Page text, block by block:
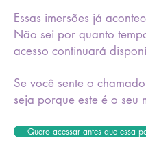
Essas imersões já
Não sei por quanto
acesso continuará
Se você sente o
seja porque este é o seu
Quero acessar antes que essa